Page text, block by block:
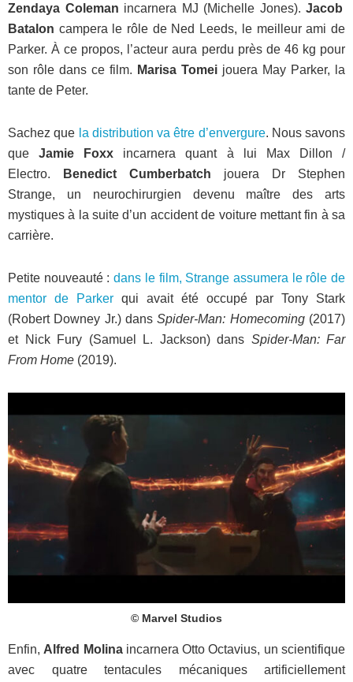
Zendaya Coleman incarnera MJ (Michelle Jones).Jacob
Batalon campera le rôle de Ned Leeds, le meilleur ami de
Parker. À ce propos, l’acteur aura perdu près de 46 kg pour
son rôle dans ce film. Marisa Tomei jouera May Parker, la
tante de Peter.
Sachez que la distribution va être d’envergure. Nous savons
que Jamie Foxx incarnera quant à lui Max Dillon /
Electro.
Benedict Cumberbatch jouera Dr Stephen
Strange, un neurochirurgien devenu maître des arts
mystiques à la suite d’un accident de voiture mettant fin à sa
carrière.
Petite nouveauté :dans le film, Strange assumera le rôle de
mentor de Parker qui avait été occupé par Tony Stark
(Robert Downey Jr.) dansSpider-Man: Homecoming(2017)
et Nick Fury (Samuel L. Jackson) dans Spider-Man: Far
From Home (2019).
© Marvel Studios
Enfin, Alfred Molinaincarnera Otto Octavius, un scientifique
avec quatre tentacules mécaniques artificiellement